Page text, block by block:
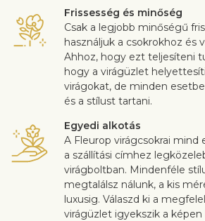
Frissesség és minőség
Csak a legjobb minőségű
használjuk a csokrokhoz és
Ahhoz, hogy ezt teljesíteni
hogy a virágüzlet
virágokat, de minden
és a stílust tartani.
Egyedi alkotás
A Fleurop virágcsokrai
a szállítási címhez
virágboltban. Mindenféle
megtalálsz nálunk, a kis
luxusig. Válaszd ki a
virágüzlet igyekszik a